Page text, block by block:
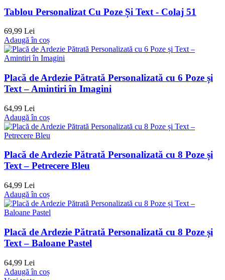
Tablou Personalizat Cu Poze Și Text - Colaj 51
69,99 Lei
Adaugă în coș
Placă de Ardezie Pătrată Personalizată cu 6 Poze și
Text – Amintiri în Imagini
64,99 Lei
Adaugă în coș
Placă de Ardezie Pătrată Personalizată cu 8 Poze și
Text – Petrecere Bleu
64,99 Lei
Adaugă în coș
Placă de Ardezie Pătrată Personalizată cu 8 Poze și
Text – Baloane Pastel
64,99 Lei
Adaugă în coș